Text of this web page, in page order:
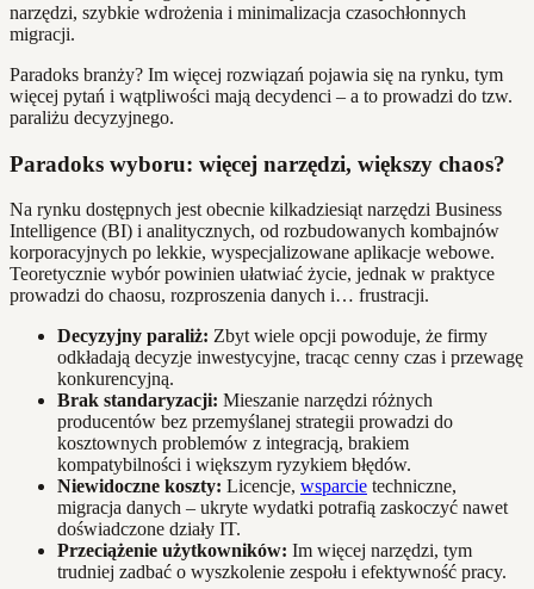
narzędzi, szybkie wdrożenia i minimalizacja czasochłonnych
migracji.
Paradoks branży? Im więcej rozwiązań pojawia się na rynku, tym
więcej pytań i wątpliwości mają decydenci – a to prowadzi do tzw.
paraliżu decyzyjnego.
Paradoks wyboru: więcej narzędzi, większy chaos?
Na rynku dostępnych jest obecnie kilkadziesiąt narzędzi Business
Intelligence (BI) i analitycznych, od rozbudowanych kombajnów
korporacyjnych po lekkie, wyspecjalizowane aplikacje webowe.
Teoretycznie wybór powinien ułatwiać życie, jednak w praktyce
prowadzi do chaosu, rozproszenia danych i… frustracji.
Decyzyjny paraliż: Zbyt wiele opcji powoduje, że firmy
odkładają decyzje inwestycyjne, tracąc cenny czas i przewagę
konkurencyjną.
Brak standaryzacji: Mieszanie narzędzi różnych
producentów bez przemyślanej strategii prowadzi do
kosztownych problemów z integracją, brakiem
kompatybilności i większym ryzykiem błędów.
Niewidoczne koszty: Licencje, wsparcie techniczne,
migracja danych – ukryte wydatki potrafią zaskoczyć nawet
doświadczone działy IT.
Przeciążenie użytkowników: Im więcej narzędzi, tym
trudniej zadbać o wyszkolenie zespołu i efektywność pracy.